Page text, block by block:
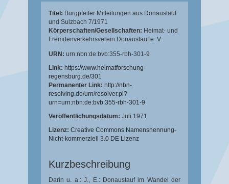
Titel: Burgpfeifer Mitteilungen aus Donaustauf
und Sulzbach 7/1971
Körperschaften/Gesellschaften: Heimat- und
Fremdenverkehrsverein Donaustauf e. V.
URN: urn:nbn:de:bvb:355-rbh-301-9
Link: https://www.heimatforschung-
regensburg.de/301
Permanenter Link: http://nbn-
resolving.de/urn/resolver.pl?
urn=urn:nbn:de:bvb:355-rbh-301-9
Veröffentlichungsdatum: Juli 1971
Lizenz: Creative Commons Namensnennung-
Nicht-kommerziell 3.0 DE Lizenz
Kurzbeschreibung
Darin u. a.: J., E.: Donaustauf im Wandel der